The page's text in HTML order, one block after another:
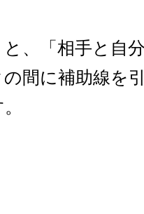
、「相手と自
間に補助線を